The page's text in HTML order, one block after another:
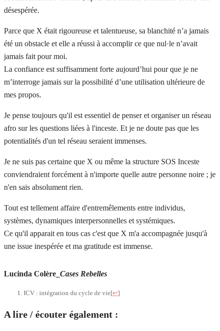
désespérée.
Parce que X était rigoureuse et talentueuse, sa blanchité n’a jamais
été un obstacle et elle a réussi à accomplir ce que nul·le n’avait
jamais fait pour moi.
La confiance est suffisamment forte aujourd’hui pour que je ne
m’interroge jamais sur la possibilité d’une utilisation ultérieure de
mes propos.
Je pense toujours qu'il est essentiel de penser et organiser un réseau
afro sur les questions liées à l'inceste. Et je ne doute pas que les
potentialités d'un tel réseau seraient immenses.
Je ne suis pas certaine que X ou même la structure SOS Inceste
conviendraient forcément à n'importe quelle autre personne noire ; je
n'en sais absolument rien.
Tout est tellement affaire d'entremêlements entre individus,
systèmes, dynamiques interpersonnelles et systémiques.
Ce qu'il apparait en tous cas c'est que X m'a accompagnée jusqu'à
une issue inespérée et ma gratitude est immense.
Lucinda Colère_ Cases Rebelles
ICV : intégration du cycle de vie[↩]
A lire / écouter également :